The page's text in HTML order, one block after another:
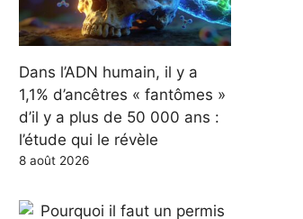
Dans l’ADN humain, il y a
1,1% d’ancêtres « fantômes »
d’il y a plus de 50 000 ans :
l’étude qui le révèle
8 août 2026